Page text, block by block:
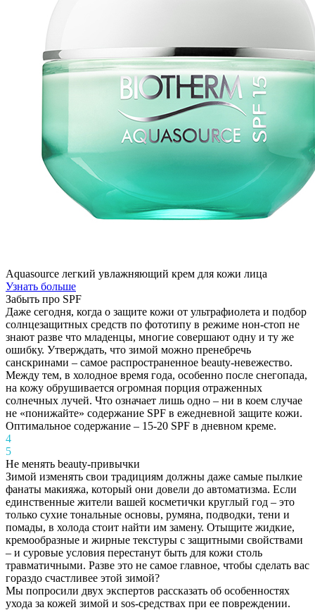
Aquasource легкий увлажняющий крем для кожи лица
Узнать больше
Забыть про SPF
Даже сегодня, когда о защите кожи от ультрафиолета и подбор
солнцезащитных средств по фототипу в режиме нон-стоп не
знают разве что младенцы, многие совершают одну и ту же
ошибку. Утверждать, что зимой можно пренебречь
санскринами – самое распространенное beauty-невежество.
Между тем, в холодное время года, особенно после снегопада,
на кожу обрушивается огромная порция отраженных
солнечных лучей. Что означает лишь одно – ни в коем случае
не «понижайте» содержание SPF в ежедневной защите кожи.
Оптимальное содержание – 15-20 SPF в дневном креме.
4
5
Не менять beauty-привычки
Зимой изменять свои традициям должны даже самые пылкие
фанаты макияжа, который они довели до автоматизма. Если
единственные жители вашей косметички круглый год – это
только сухие тональные основы, румяна, подводки, тени и
помады, в холода стоит найти им замену. Отыщите жидкие,
кремообразные и жирные текстуры с защитными свойствами
– и суровые условия перестанут быть для кожи столь
травматичными. Разве это не самое главное, чтобы сделать вас
гораздо счастливее этой зимой?
Мы попросили двух экспертов рассказать об особенностях
ухода за кожей зимой и sos-средствах при ее повреждении.